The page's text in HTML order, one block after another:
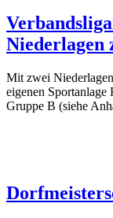
Niederlagen
Mit zwei
eigenen Sportanlage
Gruppe B (siehe